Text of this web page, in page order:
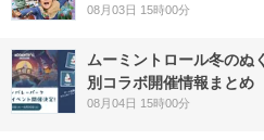
08月03日 15時00分
ムーミントロール冬のぬ
別コラボ開催情報まとめ
08月04日 15時00分